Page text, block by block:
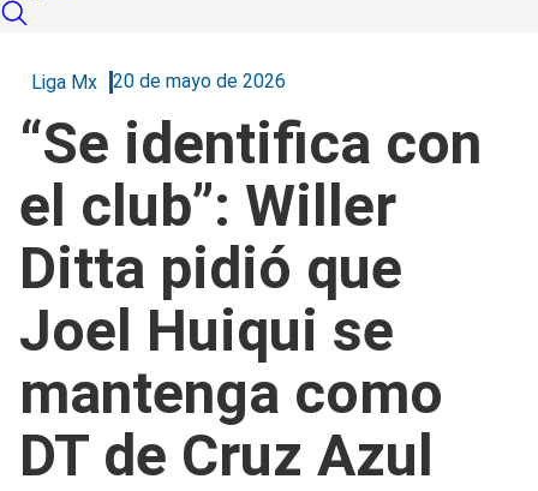
Liga Mx 20 de mayo de 2026
“Se identifica con
el club”: Willer
Ditta pidió que
Joel Huiqui se
mantenga como
DT de Cruz Azul